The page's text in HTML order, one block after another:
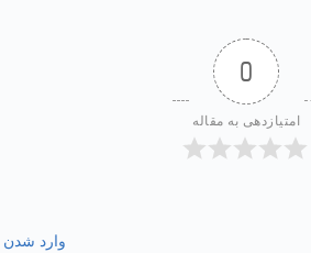
0
امتیازدهی به مقاله
وارد شدن